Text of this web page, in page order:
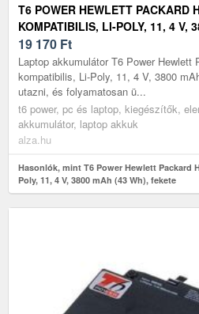
T6 POWER HEWLETT PACKARD
KOMPATIBILIS, LI-POLY, 11, 4 V,
FEKETE
19 170 Ft
Laptop akkumulátor T6 Power Hewlett
kompatibilis, Li-Poly, 11, 4 V, 3800
utazni, és folyamatosan ü...
t6 power, pc és laptop, kiegészítők,
akkumulátor, laptop akkuk
alza.hu
Hasonlók, mint T6 Power Hewlett Packard
Poly, 11, 4 V, 3800 mAh (43 Wh), fekete